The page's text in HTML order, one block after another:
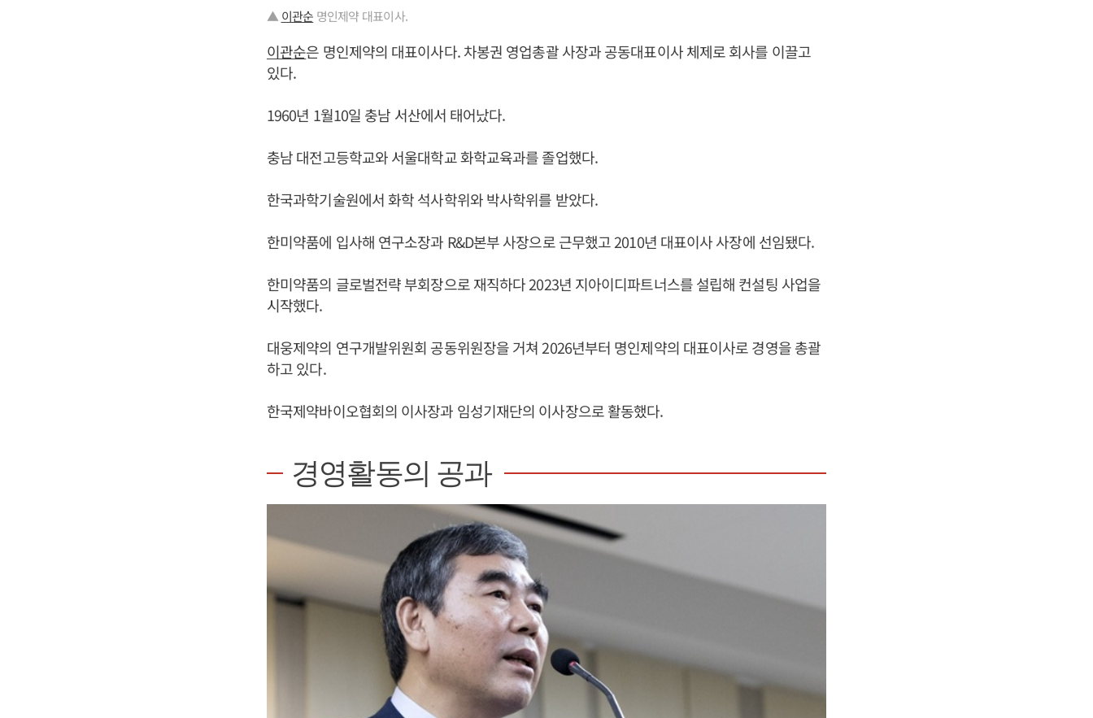
▲ 이관순 명인제약 대표이사.
이관순은 명인제약의 대표이사다. 차봉권 영업총괄 사장과 공동대표이사 체제로 회사를 이끌고
있다.
1960년 1월10일 충남 서산에서 태어났다.
충남 대전고등학교와 서울대학교 화학교육과를 졸업했다.
한국과학기술원에서 화학 석사학위와 박사학위를 받았다.
한미약품에 입사해 연구소장과 R&D본부 사장으로 근무했고 2010년 대표이사 사장에 선임됐다.
한미약품의 글로벌전략 부회장으로 재직하다 2023년 지아이디파트너스를 설립해 컨설팅 사업을
시작했다.
대웅제약의 연구개발위원회 공동위원장을 거쳐 2026년부터 명인제약의 대표이사로 경영을 총괄
하고 있다.
한국제약바이오협회의 이사장과 임성기재단의 이사장으로 활동했다.
경영활동의 공과